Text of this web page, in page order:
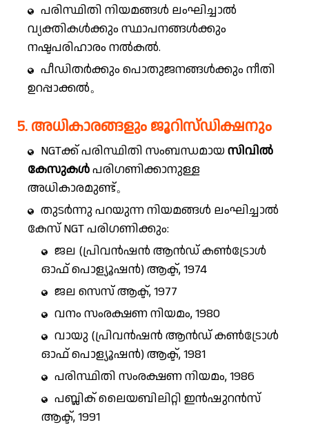
പരിസ്ഥിതി നിയമങ്ങൾ ലംഘിച്ചാൽ
വ്യക്തികൾക്കും സ്ഥാപനങ്ങൾക്കും
നഷ്ടപരിഹാരം നൽകൽ.
പീഡിതർക്കും പൊതുജനങ്ങൾക്കും നീതി
ഉറപ്പാക്കൽ。
5. അധികാരങ്ങളും ജൂറിസ്ഡിക്ഷനും
NGTക്ക് പരിസ്ഥിതി സംബന്ധമായസിവിൽ
കേസുകൾപരിഗണിക്കാനുള്ള
അധികാരമുണ്ട്。
തുടർന്നു പറയുന്ന നിയമങ്ങൾ ലംഘിച്ചാൽ
കേസ് NGT പരിഗണിക്കും:
ജല (പ്രിവൻഷൻ ആൻഡ് കൺട്രോൾ
ഓഫ് പൊള്യൂഷൻ) ആക്ട്, 1974
ജല സെസ് ആക്ട്, 1977
വനം സംരക്ഷണ നിയമം, 1980
വായു (പ്രിവൻഷൻ ആൻഡ് കൺട്രോൾ
ഓഫ് പൊള്യൂഷൻ) ആക്ട്, 1981
പരിസ്ഥിതി സംരക്ഷണ നിയമം, 1986
പബ്ലിക് ലൈയബിലിറ്റി ഇൻഷുറൻസ്
ആക്ട്, 1991